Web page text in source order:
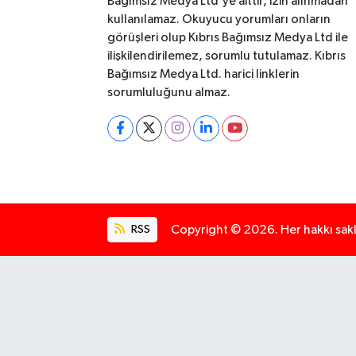
kullanılamaz. Okuyucu yorumları onların
görüşleri olup Kıbrıs Bağımsız Medya Ltd ile
ilişkilendirilemez, sorumlu tutulamaz. Kıbrıs
Bağımsız Medya Ltd. harici linklerin
sorumluluğunu almaz.
RSS Copyright © 2026. Her hakkı